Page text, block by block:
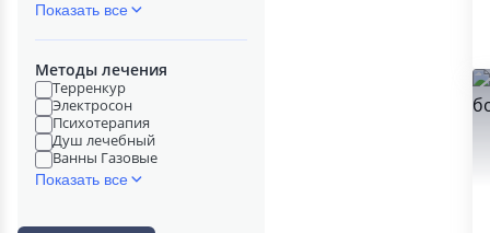
Показать все
Методы лечения
Терренкур
Электросон
Психотерапия
Душ лечебный
Ванны Газовые
Показать все